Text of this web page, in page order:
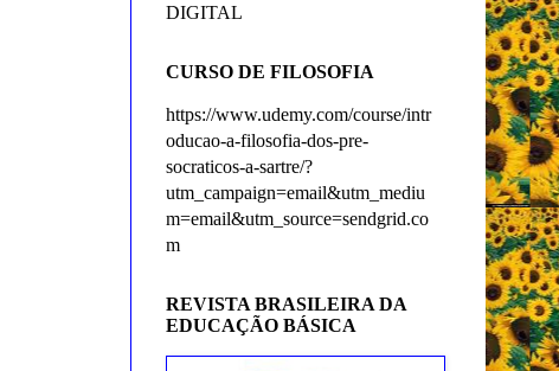
DIGITAL
CURSO DE FILOSOFIA
https://www.udemy.com/course/intr
oducao-a-filosofia-dos-pre-
socraticos-a-sartre/?
utm_campaign=email&utm_mediu
m=email&utm_source=sendgrid.co
m
REVISTA BRASILEIRA DA
EDUCAÇÃO BÁSICA